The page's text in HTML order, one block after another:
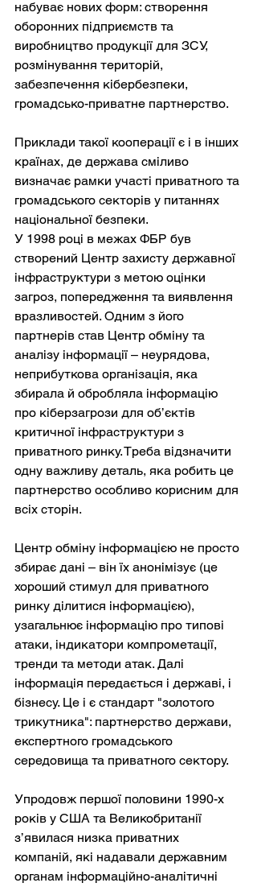
набуває нових форм: створення
оборонних підприємств та
виробництво продукції для ЗСУ,
розмінування територій,
забезпечення кібербезпеки,
громадсько-приватне партнерство.
Приклади такої кооперації є і в інших
країнах, де держава сміливо
визначає рамки участі приватного та
громадського секторів у питаннях
національної безпеки.
У 1998 році в межах ФБР був
створений Центр захисту державної
інфраструктури з метою оцінки
загроз, попередження та виявлення
вразливостей. Одним з його
партнерів став Центр обміну та
аналізу інформації – неурядова,
неприбуткова організація, яка
збирала й обробляла інформацію
про кіберзагрози для об’єктів
критичної інфраструктури з
приватного ринку. Треба відзначити
одну важливу деталь, яка робить це
партнерство особливо корисним для
всіх сторін.
Центр обміну інформацією не просто
збирає дані – він їх анонімізує (це
хороший стимул для приватного
ринку ділитися інформацією),
узагальнює інформацію про типові
атаки, індикатори компрометації,
тренди та методи атак. Далі
інформація передається і державі, і
бізнесу. Це і є стандарт "золотого
трикутника": партнерство держави,
експертного громадського
середовища та приватного сектору.
Упродовж першої половини 1990-х
років у США та Великобританії
з’явилася низка приватних
компаній, які надавали державним
органам інформаційно-аналітичні